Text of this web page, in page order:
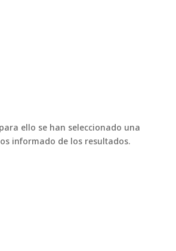
ello se han seleccionado una
informado de los resultados.